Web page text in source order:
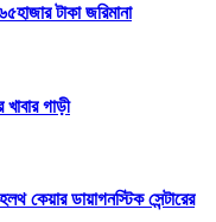
টাকা জরিমানা
গাড়ী
কেয়ার ডায়াগনস্টিক সেন্টারের